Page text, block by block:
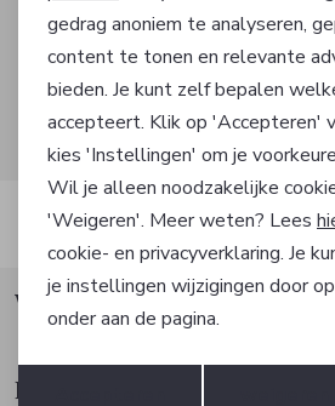
Hoe we met je data omgaan?
privacyverklaring.
Automatisch sparen
Waarom Factif?
Klantenservice
Marketing cookies
Terug
gedrag anoniem te analyseren,
content te tonen en relevante
bieden. Je kunt zelf bepalen
accepteert. Klik op 'Accepteren'
kies 'Instellingen' om je
Wil je alleen noodzakelijke
'Weigeren'. Meer weten? Lees
cookie- en privacyverklaring. Je
je instellingen wijzigingen door
onder aan de pagina.